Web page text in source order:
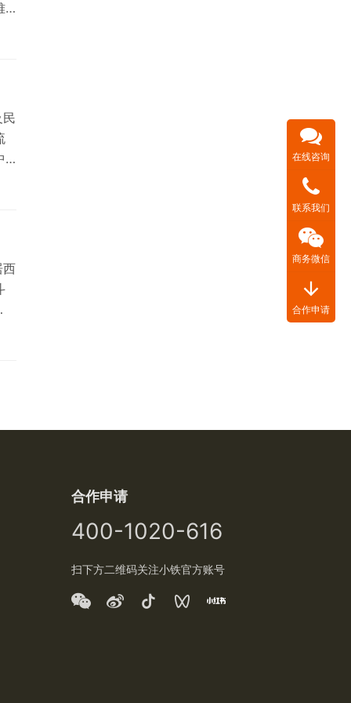
西
合作申请
400-1020-616
扫下方二维码关注小铁官方账号
在线咨询
联系我们
商务微信
arrow_downward
合作申请